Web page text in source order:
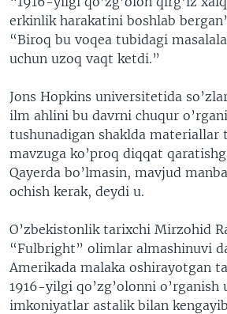
erkinlik harakatini boshlab
“Biroq bu voqea tubidagi
uchun uzoq vaqt ketdi.”
Jons Hopkins universitetida
ilm ahlini bu davrni chuqur
tushunadigan shaklda materiallar
mavzuga ko’proq diqqat
Qayerda bo’lmasin, mavjud
ochish kerak, deydi u.
O’zbekistonlik tarixchi Mirzohid
“Fulbright” olimlar almashinuvi
Amerikada malaka oshirayotgan
1916-yilgi qo’zg’olonni o’rganish
imkoniyatlar astalik bilan